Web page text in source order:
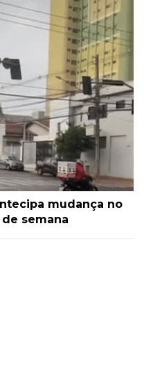
mudança no
semana